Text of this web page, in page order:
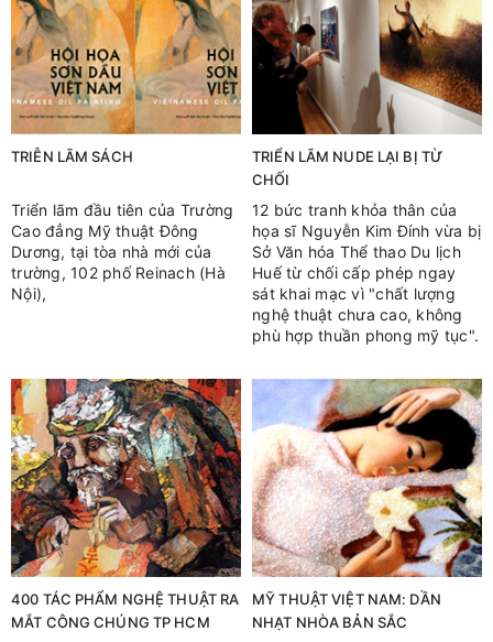
TRIỄN LÃM SÁCH
Triển lãm đầu tiên của Trường
Cao đẳng Mỹ thuật Đông
Dương, tại tòa nhà mới của
trường, 102 phố Reinach (Hà
Nội),
TRIỂN LÃM NUDE LẠI BỊ TỪ
CHỐI
12 bức tranh khỏa thân của
họa sĩ Nguyễn Kim Đính vừa bị
Sở Văn hóa Thể thao Du lịch
Huế từ chối cấp phép ngay
sát khai mạc vì "chất lượng
nghệ thuật chưa cao, không
phù hợp thuần phong mỹ tục".
400 TÁC PHẨM NGHỆ THUẬT RA
MẮT CÔNG CHÚNG TP HCM
MỸ THUẬT VIỆT NAM: DẦN
NHẠT NHÒA BẢN SẮC